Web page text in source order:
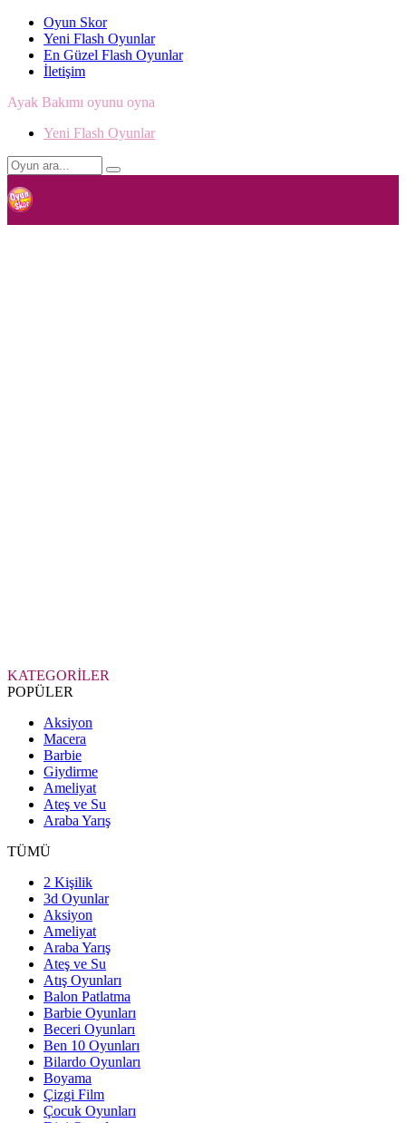
Oyun Skor
Yeni Flash Oyunlar
En Güzel Flash Oyunlar
İletişim
Ayak Bakımı oyunu oyna
Yeni Flash Oyunlar
KATEGORİLER
POPÜLER
Aksiyon
Macera
Barbie
Giydirme
Ameliyat
Ateş ve Su
Araba Yarış
TÜMÜ
2 Kişilik
3d Oyunlar
Aksiyon
Ameliyat
Araba Yarış
Ateş ve Su
Atış Oyunları
Balon Patlatma
Barbie Oyunları
Beceri Oyunları
Ben 10 Oyunları
Bilardo Oyunları
Boyama
Çizgi Film
Çocuk Oyunları